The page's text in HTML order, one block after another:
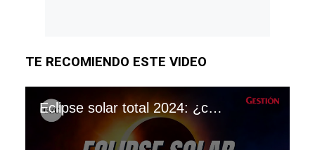
TE RECOMIENDO ESTE VIDEO
Eclipse solar total 2024: ¿cuándo, a qué hora y dónde se podrá ver el fenómeno astronómico?